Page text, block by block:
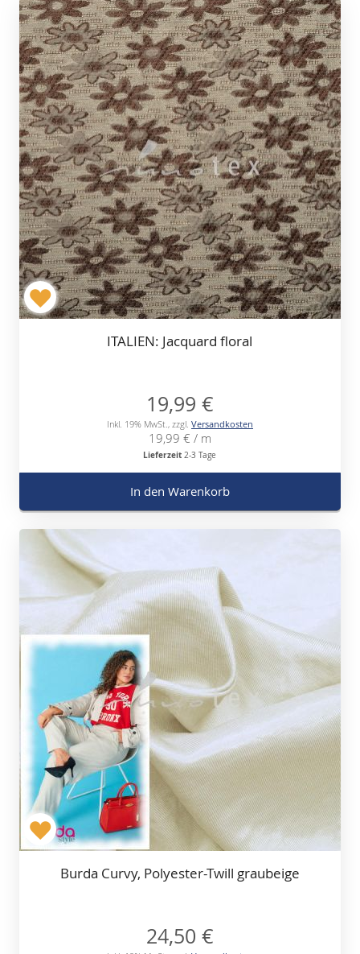
ITALIEN: Jacquard floral
19,99 €
Inkl. 19% MwSt., zzgl. Versandkosten
19,99 € / m
Lieferzeit 2-3 Tage
In den Warenkorb
Burda Curvy, Polyester-Twill graubeige
24,50 €